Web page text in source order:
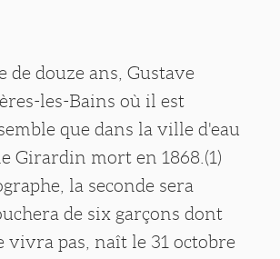
de douze ans, Gustave
les-Bains où il est
que dans la ville d'eau
Girardin mort en 1868.(1)
la seconde sera
de six garçons dont
pas, naît le 31 octobre